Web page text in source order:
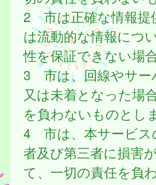
2 市は正確な情報提
は流動的な情報につ
性を保証できない場
3 市は、回線やサー
又は未着となった場
を負わないものとし
4 市は、本サービス
者及び第三者に損害
て、一切の責任を負